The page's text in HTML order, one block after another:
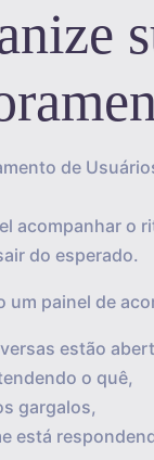
de
acompanhar o
do esperado.
um painel de
estão
o quê,
gargalos,
está